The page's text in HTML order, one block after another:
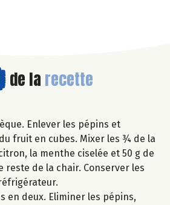
de la recette
Enlever les pépins et
fruit en cubes. Mixer les ¾ de la
la menthe ciselée et 50 g de
reste de la chair. Conserver les
en deux. Eliminer les pépins,